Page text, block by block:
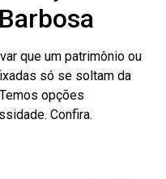
que um patrimônio ou
só se soltam da
opções
Confira.